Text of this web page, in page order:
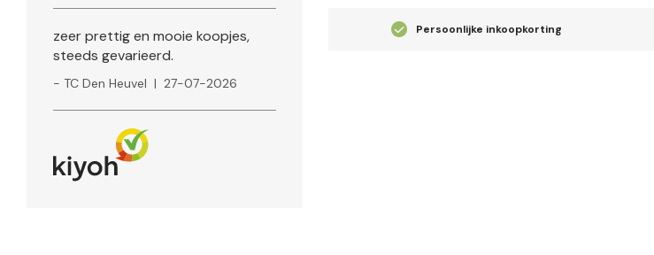
zeer prettig en mooie koopjes,
steeds gevarieerd.
- TC Den Heuvel | 27-07-2026
Klanten geven ons een Persoonlijke inkoopkorting